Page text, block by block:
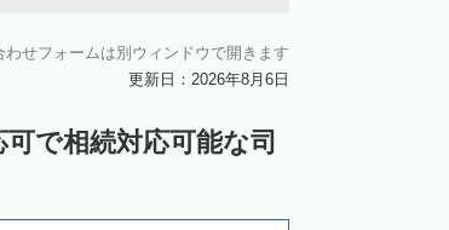
せフォームは別ウィンドウで開きます
更新日：2026年8月6日
で相続対応可能な司